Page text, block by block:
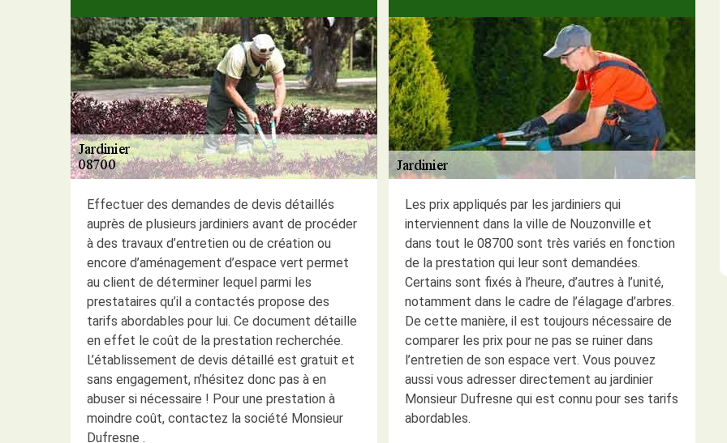
Effectuer des demandes de devis détaillés
auprès de plusieurs jardiniers avant de procéder
à des travaux d’entretien ou de création ou
encore d’aménagement d’espace vert permet
au client de déterminer lequel parmi les
prestataires qu’il a contactés propose des
tarifs abordables pour lui. Ce document détaille
en effet le coût de la prestation recherchée.
L’établissement de devis détaillé est gratuit et
sans engagement, n’hésitez donc pas à en
abuser si nécessaire ! Pour une prestation à
moindre coût, contactez la société Monsieur
Dufresne .
Les prix appliqués par les jardiniers qui
interviennent dans la ville de Nouzonville et
dans tout le 08700 sont très variés en fonction
de la prestation qui leur sont demandées.
Certains sont fixés à l’heure, d’autres à l’unité,
notamment dans le cadre de l’élagage d’arbres.
De cette manière, il est toujours nécessaire de
comparer les prix pour ne pas se ruiner dans
l’entretien de son espace vert. Vous pouvez
aussi vous adresser directement au jardinier
Monsieur Dufresne qui est connu pour ses tarifs
abordables.